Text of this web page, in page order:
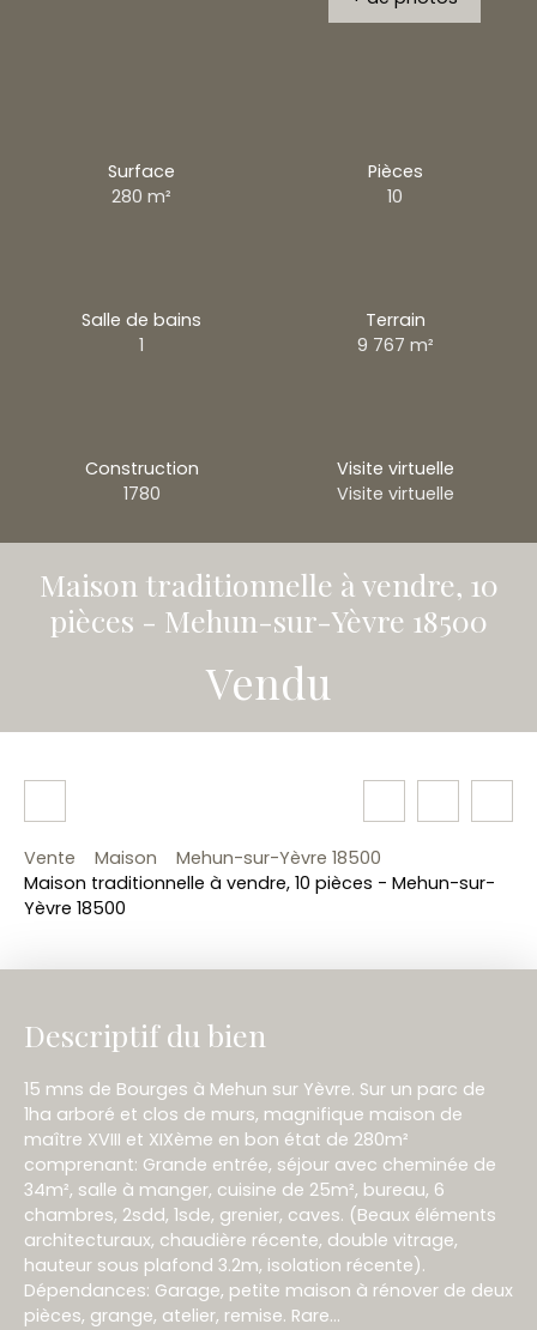
Surface
280m²
Pièces
10
Salle de bains
1
Terrain
9 767 m²
Construction
1780
Visite virtuelle
Visite virtuelle
Maison traditionnelle à vendre, 10
pièces - Mehun-sur-Yèvre 18500
Vendu
Vente Maison
Mehun-sur-Yèvre 18500
Maison traditionnelle à vendre, 10 pièces - Mehun-sur-
Yèvre 18500
Descriptif du bien
15 mns de Bourges à Mehun sur Yèvre. Sur un parc de
1ha arboré et clos de murs, magnifique maison de
maître XVIII et XIXème en bon état de 280m²
comprenant: Grande entrée, séjour avec cheminée de
34m², salle à manger, cuisine de 25m², bureau, 6
chambres, 2sdd, 1sde, grenier, caves. (Beaux éléments
architecturaux, chaudière récente, double vitrage,
hauteur sous plafond 3.2m, isolation récente).
Dépendances: Garage, petite maison à rénover de deux
pièces, grange, atelier, remise. Rare...